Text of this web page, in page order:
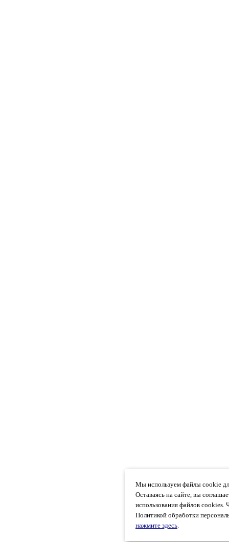
Мы используем файлы cookie
Оставаясь на сайте, вы
использования файлов cookies.
Политикой обработки
нажмите здесь.